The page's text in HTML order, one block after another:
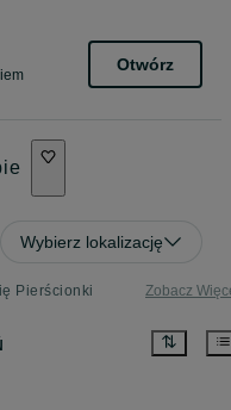
Otwórz
Wybierz lokalizację
Pierścionki Zobacz